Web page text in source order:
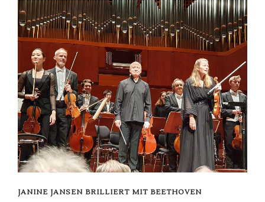
JANINE JANSEN BRILLIERT MIT BEETHOVEN